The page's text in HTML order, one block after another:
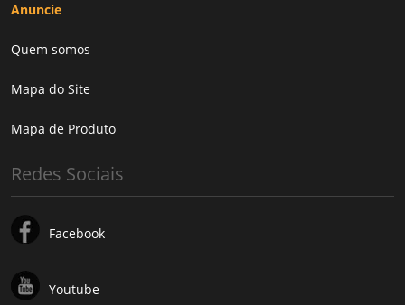
Anuncie
Quem somos
Mapa do Site
Mapa de Produto
Redes Sociais
Facebook
Youtube